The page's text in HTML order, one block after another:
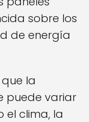
sobre los
de energía
la
puede variar
el clima, la